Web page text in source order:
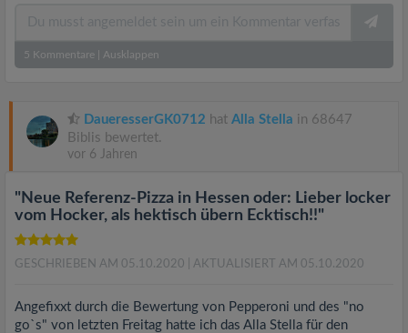
5 Kommentare Ausklappen
DaueresserGK0712 hat Alla Stella in 68647
Biblis bewertet.
vor 6 Jahren
"Neue Referenz-Pizza in Hessen oder: Lieber locker
vom Hocker, als hektisch übern Ecktisch!!"
GESCHRIEBEN AM 05.10.2020 | AKTUALISIERT AM 05.10.2020
Angefixxt durch die Bewertung von Pepperoni und des "no
go`s" von letzten Freitag hatte ich das Alla Stella für den